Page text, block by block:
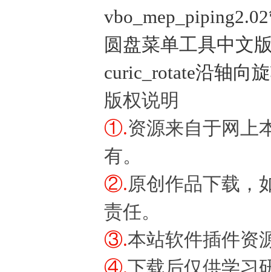
圆盘菜单工具中文
curic_rotate沿轴向
版权说明
①.资源来自于网上
有。
②.原创作品下载，
责任。
③.本站软件插件资
④.下载后仅供学习